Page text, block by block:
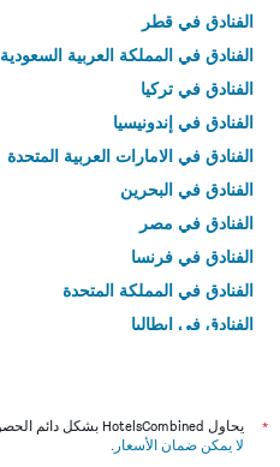
الفنادق في قطر
الفنادق في المملكة العربية السعودية
الفنادق في تركيا
الفنادق في إندونيسيا
الفنادق في الامارات العربية المتحدة
الفنادق في البحرين
الفنادق في مصر
الفنادق في فرنسا
الفنادق في المملكة المتحدة
الفنادق في إيطاليا
*
يحاول HotelsCombined بشكل دائم الحصول على الأسعار الدقيقة، ولكن
لا يمكن ضمان الأسعار .